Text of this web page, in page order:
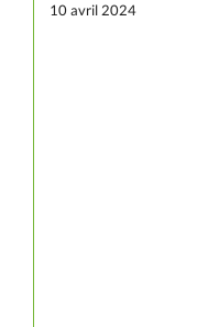
10 avril 2024